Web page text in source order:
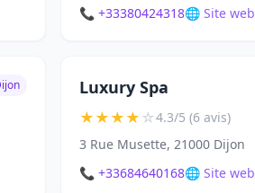
📞 +33380424318🌐 Site web
Luxury Spa
★★★★☆4.3/5 (6 avis)
3 Rue Musette, 21000 Dijon
📞 +33684640168🌐 Site web